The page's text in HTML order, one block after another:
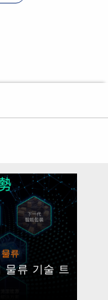
류
물류 기술 트